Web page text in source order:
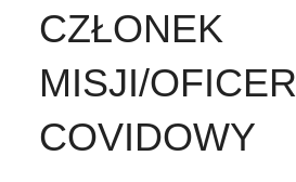
CZŁONEK
MISJI/OFICER
COVIDOWY